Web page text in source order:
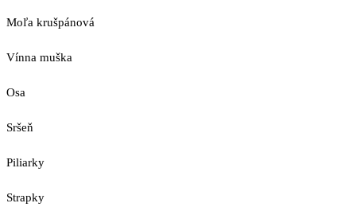
Moľa krušpánová
Vínna muška
Osa
Sršeň
Piliarky
Strapky